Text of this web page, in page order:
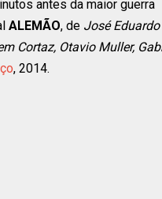
antes da maior guerra
ALEMÃO, de José Eduardo
Cortaz, Otavio Muller,
, 2014.